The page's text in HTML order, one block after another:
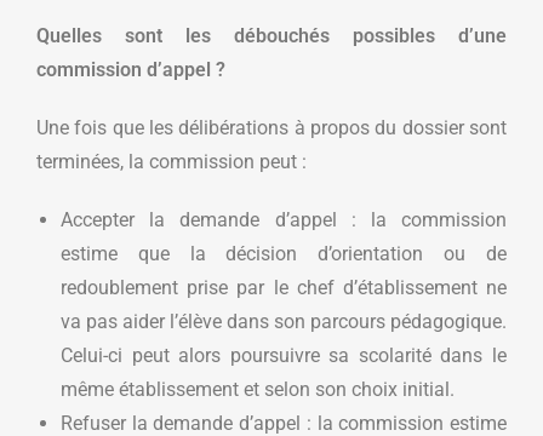
Quelles sont les débouchés possibles d’une
commission d’appel ?
Une fois que les délibérations à propos du dossier sont
terminées, la commission peut :
Accepter la demande d’appel : la commission
estime que la décision d’orientation ou de
redoublement prise par le chef d’établissement ne
va pas aider l’élève dans son parcours pédagogique.
Celui-ci peut alors poursuivre sa scolarité dans le
même établissement et selon son choix initial.
Refuser la demande d’appel : la commission estime